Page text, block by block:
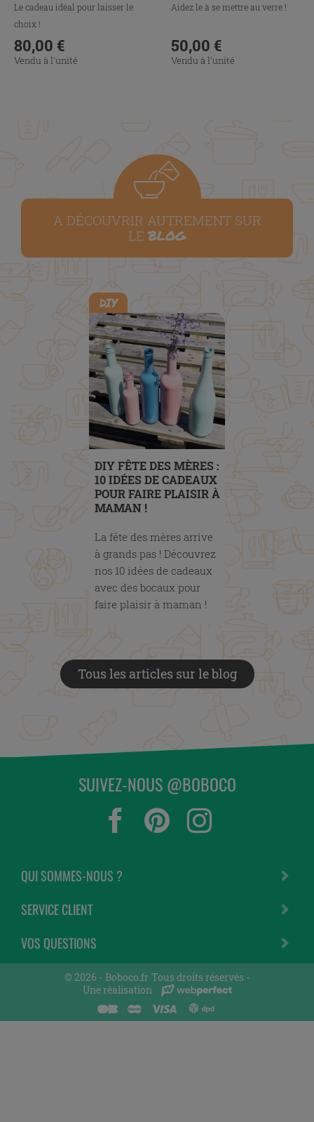
Le cadeau idéal pour laisser le
choix !
Prix
80,00 €
Vendu à l'unité
Aidez le à se mettre au verre !
Prix
50,00 €
Vendu à l'unité
A DÉCOUVRIR AUTREMENT SUR
LEBLOG
DIY FÊTE DES MÈRES :
10 IDÉES DE CADEAUX
POUR FAIRE PLAISIR À
MAMAN !
DIY
La fête des mères arrive
à grands pas ! Découvrez
nos 10 idées de cadeaux
avec des bocaux pour
faire plaisir à maman !
Tous les articles sur le blog
QUI SOMMES-NOUS ?
SERVICE CLIENT
VOS QUESTIONS
SUIVEZ-NOUS @BOBOCO
© 2026 - Boboco.fr Tous droits réservés -
Une réalisation